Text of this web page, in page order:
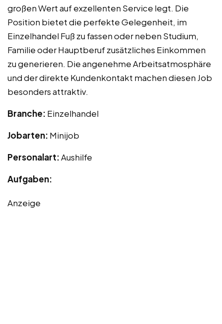
großen Wert auf exzellenten Service legt. Die
Position bietet die perfekte Gelegenheit, im
Einzelhandel Fuß zu fassen oder neben Studium,
Familie oder Hauptberuf zusätzliches Einkommen
zu generieren. Die angenehme Arbeitsatmosphäre
und der direkte Kundenkontakt machen diesen Job
besonders attraktiv.
Branche: Einzelhandel
Jobarten: Minijob
Personalart:Aushilfe
Aufgaben:
Anzeige